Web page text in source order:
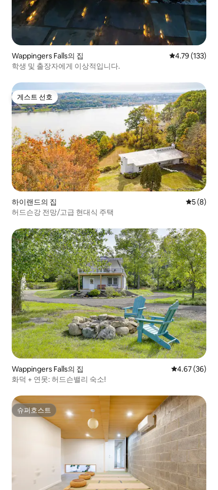
Wappingers Falls의 집 평점 4.79점(5
4.79 (133)
학생 및 출장자에게 이상적입니다.
게스트 선호
게스트 선호
하이랜드의 집 평점 5점
5 (8)
허드슨강 전망/고급 현대식 주택
Wappingers Falls의 집 평점 4.67점(5
4.67 (36)
화덕 + 연못: 허드슨밸리 숙소!
슈퍼호스트
슈퍼호스트